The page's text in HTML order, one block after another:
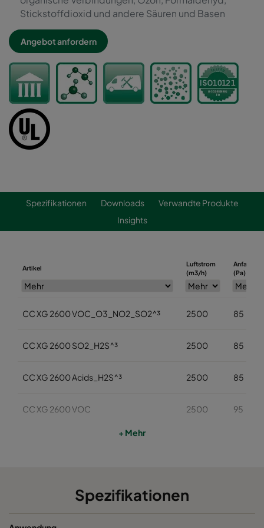
Stickstoffdioxid und andere Säuren und Basen
Angebot anfordern
Spezifikationen Downloads
Verwandte Produkte
Insights
Artikel
Luftstrom
(m3/h)
(Pa)
CC XG 2600 VOC_O3_NO2_SO2^³ 2500 85
CC XG 2600 SO2_H2S^³ 2500 85
CC XG 2600 Acids_H2S^³ 2500 85
CC XG 2600 VOC 2500 95
CC XG 2600 VOC_O3_Acid_H2S^³ 2500
+ Mehr
Spezifikationen